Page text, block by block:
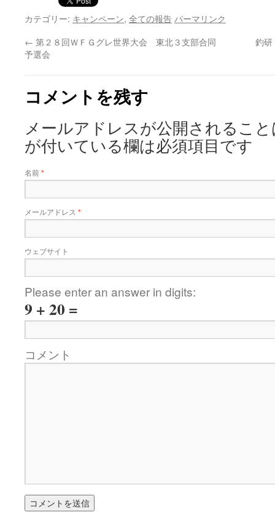
カテゴリー: キャンペーン, 全ての報告 パーマリンク
← 第２８回ＷＦＧグレ世界大会 東北３支部合同
予選会
釣
コメントを残す
メールアドレスが公開されるこ
が付いている欄は必須項目です
名前*
メールアドレス *
ウェブサイト
Please enter an answer in digits:
9 + 20 =
コメント